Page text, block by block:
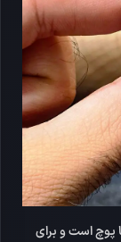
پوچاست و برای